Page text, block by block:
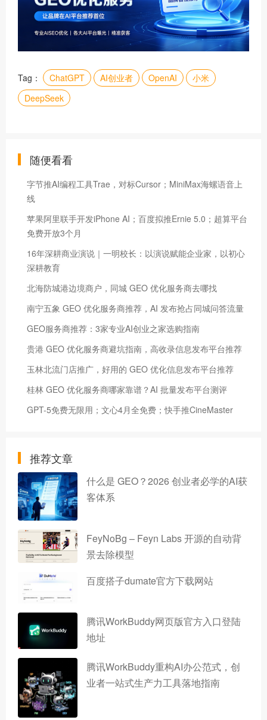
Tag： ChatGPT AI创业者 OpenAI
小米
​DeepSeek
随便看看
字节推AI编程工具Trae，对标Cursor；MiniMax海螺语音上
线
苹果阿里联手开发iPhone AI；百度拟推Ernie 5.0；超算平台
免费开放3个月
16年深耕商业演说｜一明校长：以演说赋能企业家，以初心
深耕教育
北海防城港边境商户，同城 GEO 优化服务商去哪找
南宁五象 GEO 优化服务商推荐，AI 发布抢占同城问答流量
GEO服务商推荐：3家专业AI创业之家选购指南
贵港 GEO 优化服务商避坑指南，高收录信息发布平台推荐
玉林北流门店推广，好用的 GEO 优化信息发布平台推荐
桂林 GEO 优化服务商哪家靠谱？AI 批量发布平台测评
GPT-5免费无限用；文心4月全免费；快手推CineMaster
推荐文章
什么是 GEO？2026 创业者必学的AI获
客体系
FeyNoBg – Feyn Labs 开源的自动背
景去除模型
百度搭子dumate官方下载网站
腾讯WorkBuddy网页版官方入口登陆
地址
腾讯WorkBuddy重构AI办公范式，创
业者一站式生产力工具落地指南